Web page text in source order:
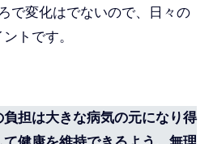
で変化はでないので、日々の
ントです。
負担は大きな病気の元になり得